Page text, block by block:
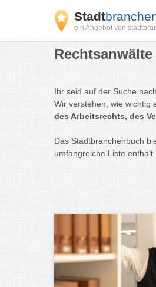
Stadt
ein Angebot von
Ihr seid auf der Suche
Wir verstehen, wie wichtig
des Arbeitsrechts, des
Das Stadtbranchenbuch
umfangreiche Liste